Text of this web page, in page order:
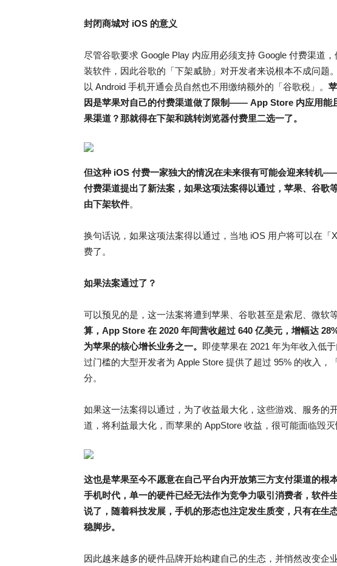
封闭商城对 iOS 的意义
尽管谷歌要求 Google Play 内应用必须支持 Google 付费渠道
装软件，因此谷歌的「下架威胁」对开发者来说根本不成问题
以 Android 手机开通会员自然也不用缴纳额外的「谷歌税」。
因是苹果对自己的付费渠道做了限制—— App Store 内应用能
果渠道？那就得在下架和跳转浏览器付费里二选一了。
但这种 iOS 付费一家独大的情况在未来很有可能会迎来转机
付费渠道提出了新法案，如果这项法案得以通过，苹果、谷歌
由下架软件。
换句话说，如果这项法案得以通过，当地 iOS 用户将可以在
费了。
如果法案通过了？
可以预见的是，这一法案将遭到苹果、谷歌甚至是索尼、微软
算，App Store 在 2020 年间营收超过 640 亿美元，增幅达
为苹果的核心增长业务之一。 即使苹果在 2021 年为年收入低
过门槛的大型开发者为 Apple Store 提供了超过 95% 的收入，
分。
如果这一法案得以通过，为了收益最大化，这些游戏、服务的
道，将利益最大化，而苹果的 AppStore 收益，很可能面临毁灭
这也是苹果至今不愿意在自己平台内开放第三方支付渠道的根
手机时代，单一的硬件已经无法作为竞争力吸引消费者，软件
说了，随着科技发展，手机的形态也注定发生质变，只有在生
稳脚步。
因此越来越多的硬件品牌开始构建自己的生态，并悄然改变企